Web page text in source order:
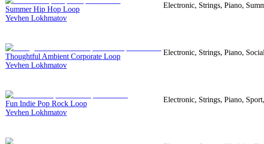
Summer Hip Hop Loop
Yevhen Lokhmatov
Electronic, Strings, Piano,
Thoughtful Ambient Corporate Loop
Yevhen Lokhmatov
Electronic, Strings, Piano,
Fun Indie Pop Rock Loop
Yevhen Lokhmatov
Electronic, Strings, Piano,